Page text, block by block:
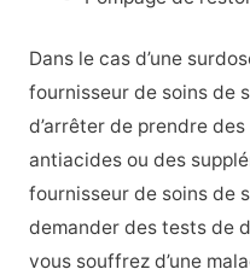
Dans le cas d’une
fournisseur de soins de
d’arrêter de prendre
antiacides ou des
fournisseur de soins de
demander des tests de
vous souffrez d’une